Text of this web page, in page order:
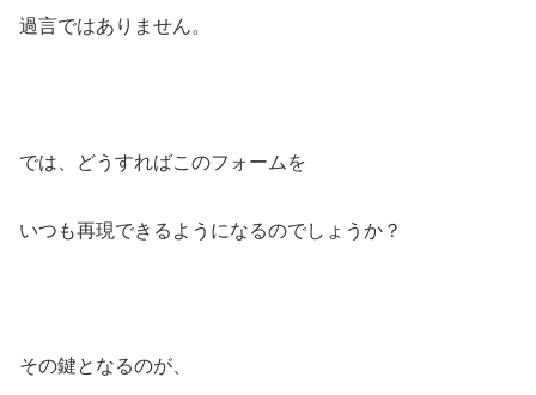
過言ではありません。
では、どうすればこのフォームを
いつも再現できるようになるのでしょうか？
その鍵となるのが、